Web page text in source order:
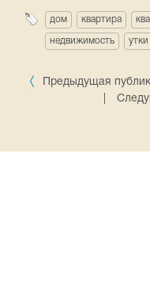
дом квартира
недвижимость утки
Предыдущая